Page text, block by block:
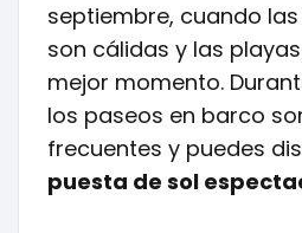
septiembre, cuando
son cálidas y las
mejor momento.
los paseos en barco
frecuentes y puedes
puesta de sol